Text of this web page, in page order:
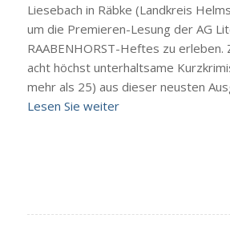
Liesebach in Räb­ke (Land­kreis
um die Pre­­mie­­ren-Lesung der AG
RAABEN­HORST-Hef­­tes zu erle­ben.
acht höchst unter­halt­sa­me
mehr als 25) aus die­ser neus­ten
Lesen Sie wei­ter